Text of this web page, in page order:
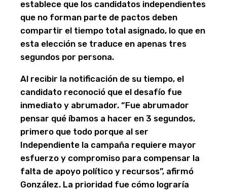
establece que los candidatos independientes
que no forman parte de pactos deben
compartir el tiempo total asignado, lo que en
esta elección se traduce en apenas tres
segundos por persona.
Al recibir la notificación de su tiempo, el
candidato reconoció que el desafío fue
inmediato y abrumador. “Fue abrumador
pensar qué íbamos a hacer en 3 segundos,
primero que todo porque al ser
Independiente la campaña requiere mayor
esfuerzo y compromiso para compensar la
falta de apoyo político y recursos”, afirmó
González. La prioridad fue cómo lograría